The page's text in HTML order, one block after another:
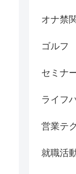
オナ禁
ゴルフ
セミナ
ライフ
営業テ
就職活